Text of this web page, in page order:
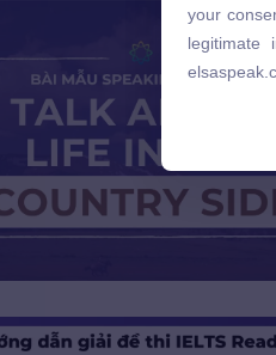
legitimate
your
legitimate